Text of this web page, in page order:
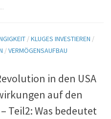
/KLUGES INVESTIEREN /
/VERMÖGENSAUFBAU
in den USA
auf den
Teil2: Was bedeutet